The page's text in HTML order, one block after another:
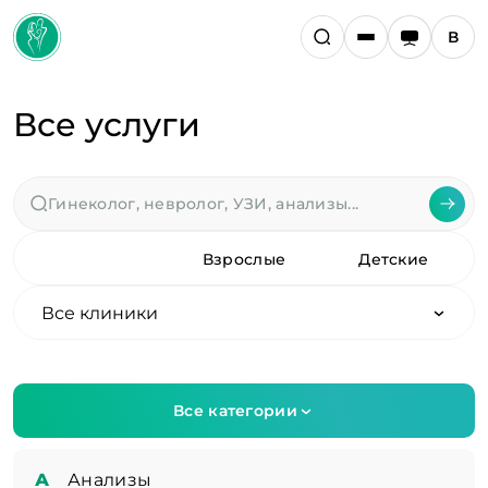
Все услуги
Взрослые Детские
Все клиники
Все категории
А Анализы